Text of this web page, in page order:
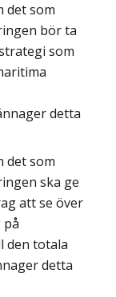
det som
bör ta
som
detta
det som
ska ge
att se över
den totala
detta